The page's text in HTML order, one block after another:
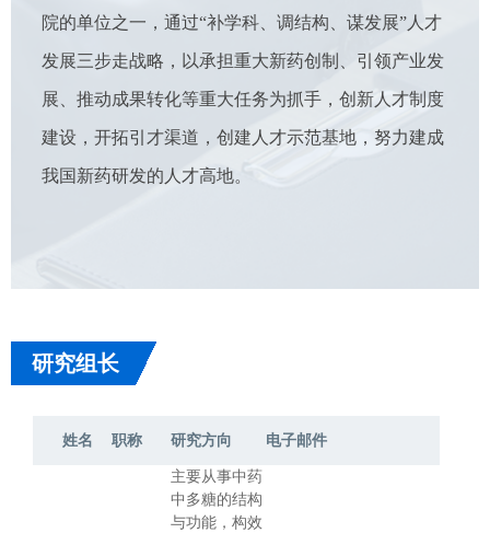
院的单位之一，通过“补学科、调结构、谋发展”人才
发展三步走战略，以承担重大新药创制、引领产业发
展、推动成果转化等重大任务为抓手，创新人才制度
建设，开拓引才渠道，创建人才示范基地，努力建成
我国新药研发的人才高地。
研究组长
姓名 职称 研究方向 电子邮件
主要从事中药
中多糖的结构
与功能，构效